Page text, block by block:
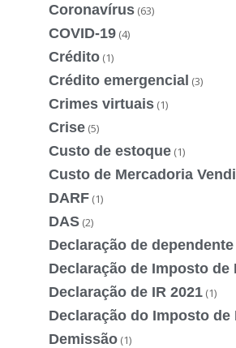
Coronavírus (63)
COVID-19 (4)
Crédito (1)
Crédito emergencial (3)
Crimes virtuais (1)
Crise (5)
Custo de estoque (1)
Custo de Mercadoria
DARF (1)
DAS (2)
Declaração de dependente
Declaração de Imposto de
Declaração de IR 2021 (1)
Declaração do Imposto de
Demissão (1)